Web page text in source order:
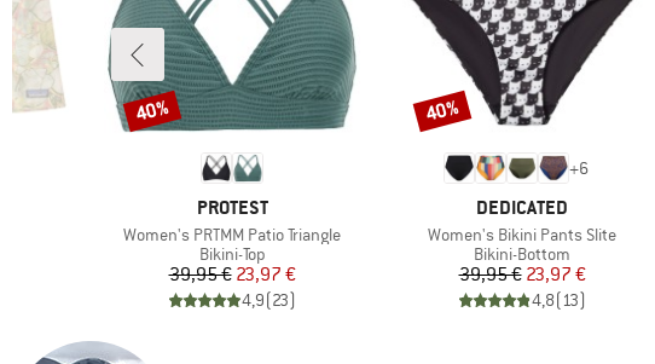
MARKE
PROTEST
Artikel
Women's PRTMM Patio Triangle
Produktgruppe
Bikini-Top
Preis
39,95 €reduzierter Preis
23,97 €
4,9(23)
Rabatt
40%
+6
MARKE
DEDICATED
Artikel
Women's Bikini Pants Slite
Produktgruppe
Bikini-Bottom
Preis
39,95 €reduzierter Preis
23,97 €
4,8(13)
Rabatt
40%